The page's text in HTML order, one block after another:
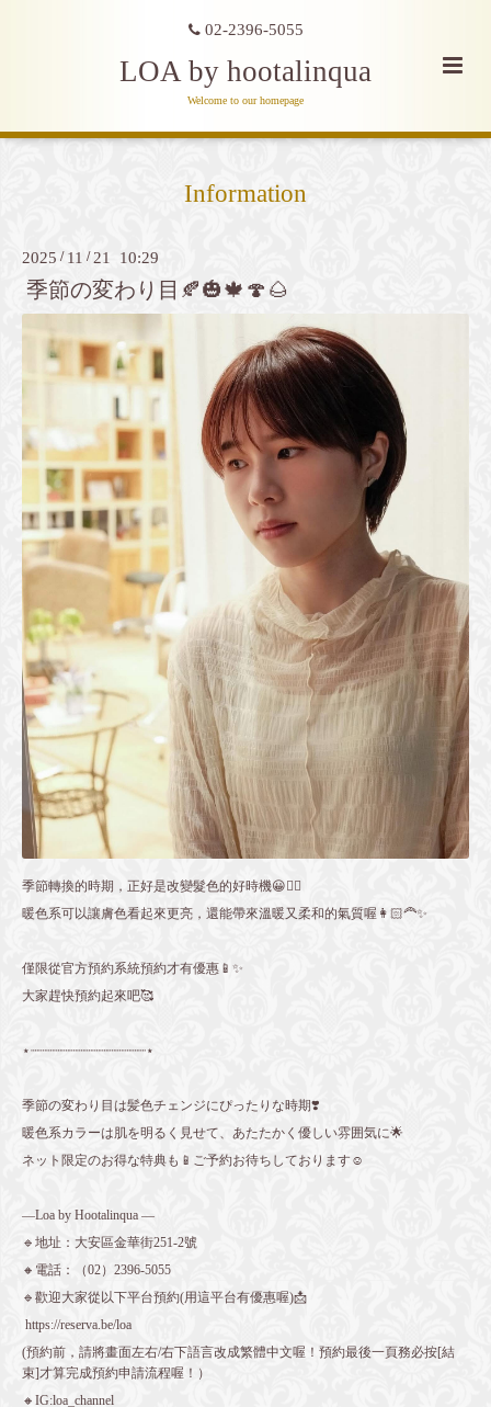
02-2396-5055
LOA by hootalinqua
Welcome to our homepage
Information
2025 / 11 / 21 10:29
季節の変わり目🍂🎃🍁🍄🌰
季節轉換的時期，正好是改變髮色的好時機😀👍🏻
暖色系可以讓膚色看起來更亮，還能帶來溫暖又柔和的氣質喔👩🏻‍🦰✨
僅限從官方預約系統預約才有優惠📱✨
大家趕快預約起來吧🥰
⋆┈┈┈┈┈┈┈┈┈┈┈┈┈┈┈⋆
季節の変わり目は髪色チェンジにぴったりな時期❣️
暖色系カラーは肌を明るく見せて、あたたかく優しい雰囲気に🌟
ネット限定のお得な特典も📱ご予約お待ちしております☺️
—Loa by Hootalinqua —
🔹地址：大安區金華街251-2號
🔸電話：（02）2396-5055
🔹歡迎大家從以下平台預約(用這平台有優惠喔)📩
https://reserva.be/loa
(預約前，請將畫面左右/右下語言改成繁體中文喔！預約最後一頁務必按[結
束]才算完成預約申請流程喔！）
🔸IG:loa_channel